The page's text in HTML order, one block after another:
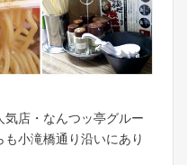
店・なんつッ亭グルー
小滝橋通り沿いにあり